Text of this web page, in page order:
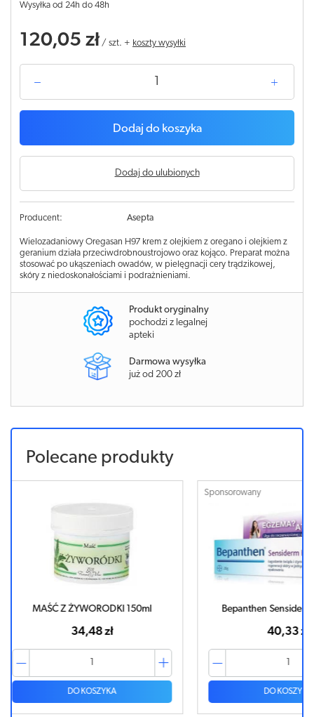
Wysyłka od 24h do 48h
120,05 zł / szt. + koszty wysyłki
Dodaj do koszyka
Dodaj do ulubionych
Producent: Asepta
Wielozadaniowy Oregasan H97 krem z olejkiem z oregano i olejkiem z
geranium działa przeciwdrobnoustrojowo oraz kojąco. Preparat można
stosować po ukąszeniach owadów, w pielęgnacji cery trądzikowej,
skóry z niedoskonałościami i podrażnieniami.
Produkt oryginalny
pochodzi z legalnej
apteki
Darmowa wysyłka
już od 200 zł
Polecane produkty
Bepanthen Sensiderm krem 20g Maść z